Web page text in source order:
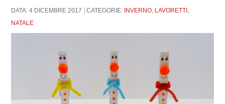
DATA: 4 DICEMBRE 2017 CATEGORIE: INVERNO, LAVORETTI ,
NATALE